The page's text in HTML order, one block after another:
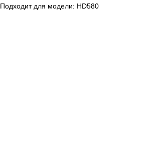
Подходит для модели: HD580